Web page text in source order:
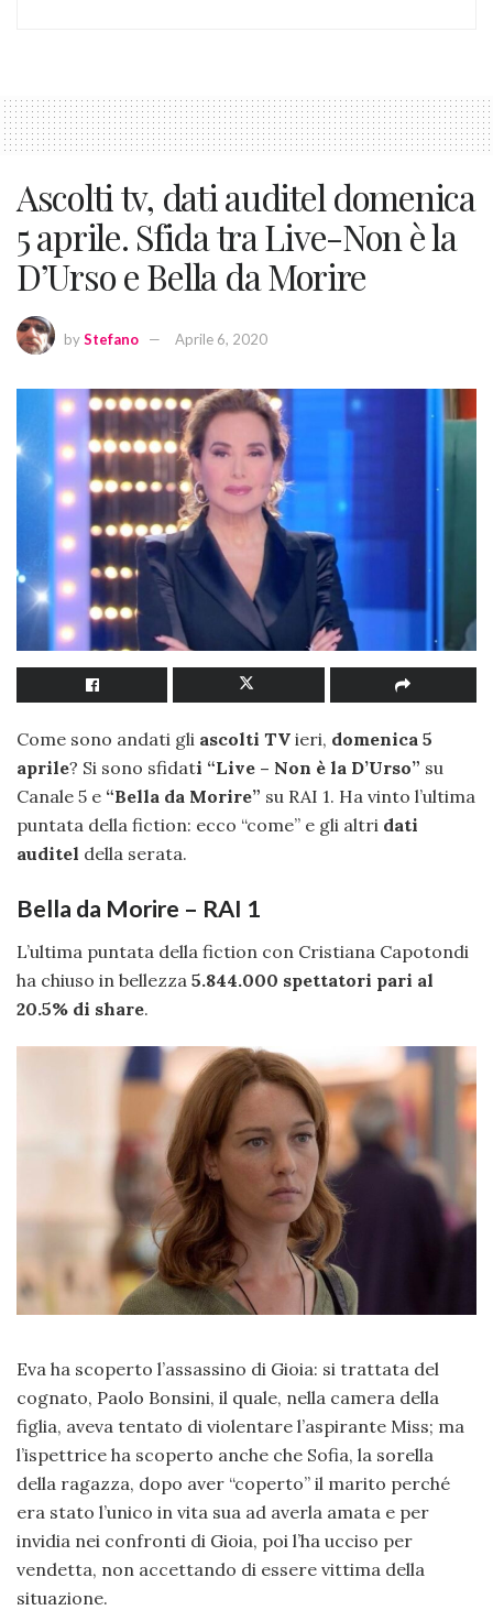
Ascolti tv, dati auditel domenica
5 aprile. Sfida tra Live-Non è la
D’Urso e Bella da Morire
byStefano Aprile 6, 2020
Come sono andati gli ascolti TV ieri, domenica 5
aprile? Si sono sfidati “Live – Non è la D’Urso” su
Canale 5 e “Bella da Morire” su RAI 1. Ha vinto l’ultima
puntata della fiction: ecco “come” e gli altri dati
auditel della serata.
Bella da Morire – RAI 1
L’ultima puntata della fiction con Cristiana Capotondi
ha chiuso in bellezza 5.844.000 spettatori pari al
20.5% di share.
Eva ha scoperto l’assassino di Gioia: si trattata del
cognato, Paolo Bonsini, il quale, nella camera della
figlia, aveva tentato di violentare l’aspirante Miss; ma
l’ispettrice ha scoperto anche che Sofia, la sorella
della ragazza, dopo aver “coperto” il marito perché
era stato l’unico in vita sua ad averla amata e per
invidia nei confronti di Gioia, poi l’ha ucciso per
vendetta, non accettando di essere vittima della
situazione.